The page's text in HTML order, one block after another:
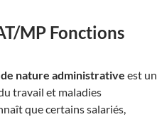
MP Fonctions
nature administrative est un
travail et maladies
que certains salariés,